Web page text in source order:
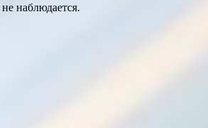
наблюдается.